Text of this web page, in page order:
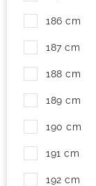
186 cm
187 cm
188 cm
189 cm
190 cm
191 cm
192 cm